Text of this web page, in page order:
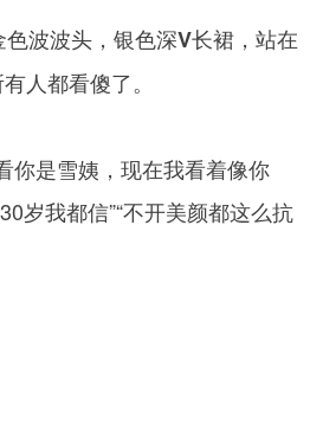
波波头，银色深V长裙，站在
人都看傻了。
你是雪姨，现在我看着像你
岁我都信”“不开美颜都这么抗